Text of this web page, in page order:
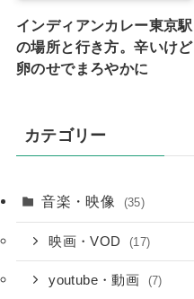
インディアンカレー東京駅
の場所と行き方。辛いけど
卵のせでまろやかに
カテゴリー
音楽・映像 (35)
映画・VOD (17)
youtube・動画 (7)